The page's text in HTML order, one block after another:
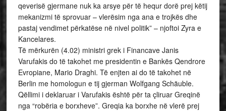
qeverisë gjermane nuk ka arsye për të hequr dorë prej këtij
mekanizmi të sprovuar – vlerësim nga ana e trojkës dhe
pastaj vendimet përkatëse në nivel politik” – njoftoi Zyra e
Kancelares.
Të mërkurën (4.02) ministri grek i Financave Janis
Varufakis do të takohet me presidentin e Bankës Qendrore
Evropiane, Mario Draghi. Të enjten ai do të takohet në
Berlin me homologun e tij gjerman Wolfgang Schäuble.
Qëllimi i deklaruar i Varufakis është për ta çliruar Greqinë
nga “robëria e borxheve”. Greqia ka borxhe në vlerë prej